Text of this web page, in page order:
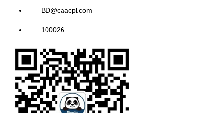
BD@caacpl.com
100026